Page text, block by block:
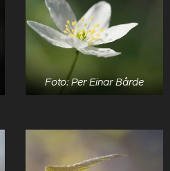
Foto: Per Einar Bårde